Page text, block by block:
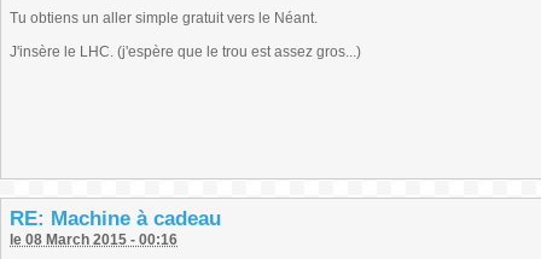
Tu obtiens un aller simple gratuit vers le Néant.
J'insère le LHC. (j'espère que le trou est assez gros...)
RE: Machine à cadeau
le 08 March 2015 - 00:16